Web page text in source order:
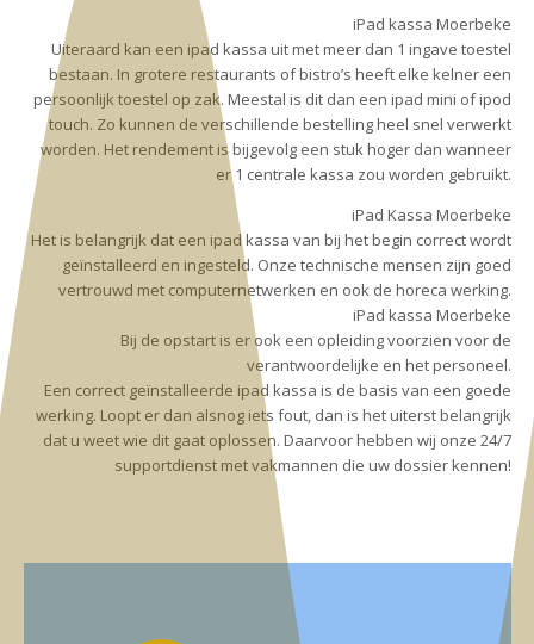
iPad kassa Moerbeke
Uiteraard kan een ipad kassa uit met meer dan 1 ingave toestel
bestaan. In grotere restaurants of bistro’s heeft elke kelner een
persoonlijk toestel op zak. Meestal is dit dan een ipad mini of ipod
touch. Zo kunnen de verschillende bestelling heel snel verwerkt
worden. Het rendement is bijgevolg een stuk hoger dan wanneer
er 1 centrale kassa zou worden gebruikt.
iPad Kassa Moerbeke
Het is belangrijk dat een ipad kassa van bij het begin correct wordt
geïnstalleerd en ingesteld. Onze technische mensen zijn goed
vertrouwd met computernetwerken en ook de horeca werking.
iPad kassa Moerbeke
Bij de opstart is er ook een opleiding voorzien voor de
verantwoordelijke en het personeel.
Een correct geïnstalleerde ipad kassa is de basis van een goede
werking. Loopt er dan alsnog iets fout, dan is het uiterst belangrijk
dat u weet wie dit gaat oplossen. Daarvoor hebben wij onze 24/7
supportdienst met vakmannen die uw dossier kennen!